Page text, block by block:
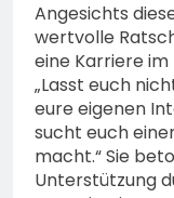
Angesichts
wertvolle
eine Karriere
„Lasst euch
eure eigenen
sucht euch
macht.“ Sie
Unterstützung